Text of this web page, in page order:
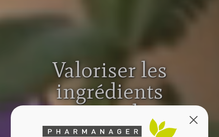
Valoriser les
ingrédients
naturels